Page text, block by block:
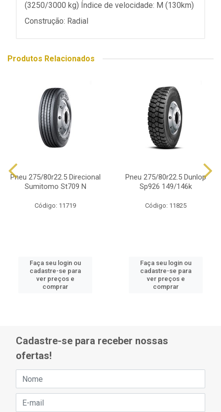
(3250/3000 kg) Índice de velocidade: M (130km)
Construção: Radial
Produtos Relacionados
Pneu 275/80r22.5 Direcional
Sumitomo St709 N
Código: 11719
Faça seu login ou
cadastre-se para
ver preços e
comprar
Pneu 275/80r22.5 Dunlop
Sp926 149/146k
Código: 11825
Faça seu login ou
cadastre-se para
ver preços e
comprar
Cadastre-se para receber nossas
ofertas!